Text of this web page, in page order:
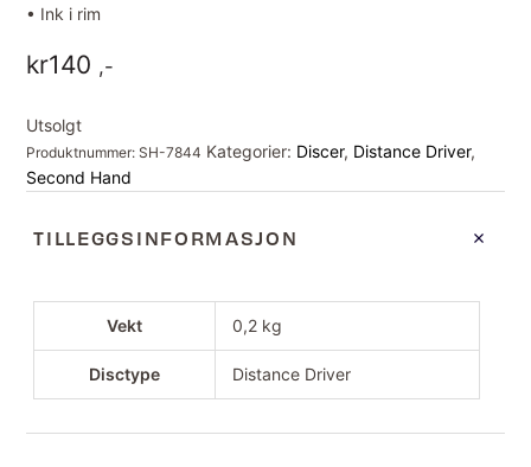
• Ink i rim
kr140 ,-
Utsolgt
Produktnummer:SH-7844 Kategorier: Discer, Distance Driver,
Second Hand
TILLEGGSINFORMASJON
Vekt 0,2 kg
Disctype Distance Driver